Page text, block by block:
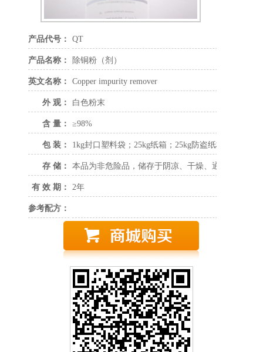
镀镍添加剂
镀铬添加剂
镀锌添加剂
镀锡添加剂
精细化学品
联系方式
产品代号： QT
产品名称： 除铜粉（剂）
英文名称： Copper impurity remover
外 观： 白色粉末
含 量： ≥98%
包 装： 1kg封口塑料袋；25kg纸箱；25kg防盗纸板桶。
存 储： 本品为非危险品，储存于阴凉、干燥、通风的区域。
有 效 期： 2年
参考配方：